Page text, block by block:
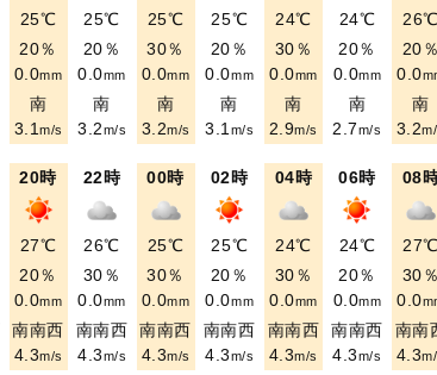
25℃
20％
0.0mm
南
3.1m/s
25℃
20％
0.0mm
南
3.2m/s
25℃
30％
0.0mm
南
3.2m/s
25℃
20％
0.0mm
南
3.1m/s
24℃
30％
0.0mm
南
2.9m/s
24℃
20％
0.0mm
南
2.7m/s
26℃
20％
0.0
南
3.2
20時
27℃
20％
0.0mm
南南西
4.3m/s
22時
26℃
30％
0.0mm
南南西
4.3m/s
00時
25℃
30％
0.0mm
南南西
4.3m/s
02時
25℃
20％
0.0mm
南南西
4.3m/s
04時
24℃
30％
0.0mm
南南西
4.3m/s
06時
24℃
20％
0.0mm
南南西
4.3m/s
08
27℃
30％
0.0
南南
4.3